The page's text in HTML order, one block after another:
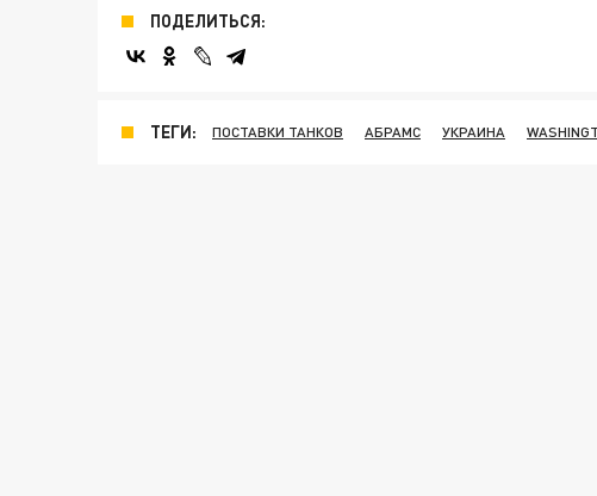
ПОДЕЛИТЬСЯ:
ТЕГИ: ПОСТАВКИ ТАНКОВ АБРАМС УКРАИНА